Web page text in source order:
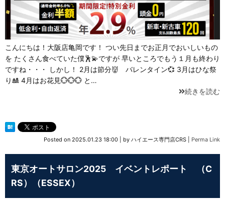
こんにちは！大阪店亀岡です！ つい先日までお正月でおいしいもの
を たくさん食べていた僕🕺💫ですが 早いところでもう１月も終わり
ですね・・・ しかし！ 2月は節分👹 バレンタイン💞 3月はひな祭
り🎎 4月はお花見💮💮💮 と…
続きを読む
Posted on 2025.01.23 18:00 by ハイエース専門店CRS Perma Link
東京オートサロン2025 イベントレポート （C
RS）（ESSEX）